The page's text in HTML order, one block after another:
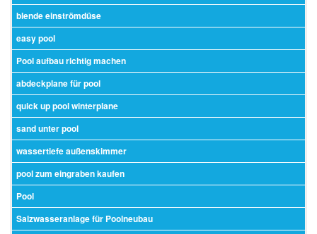
blende einströmdüse
easy pool
Pool aufbau richtig machen
abdeckplane für pool
quick up pool winterplane
sand unter pool
wassertiefe außenskimmer
pool zum eingraben kaufen
Pool
Salzwasseranlage für Poolneubau